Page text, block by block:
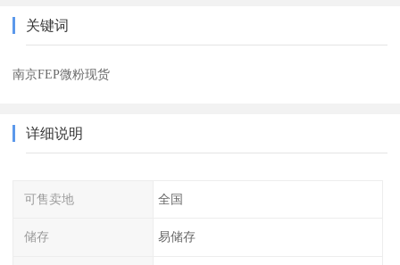
关键词
南京FEP微粉现货
详细说明
可售卖地 全国
储存 易储存